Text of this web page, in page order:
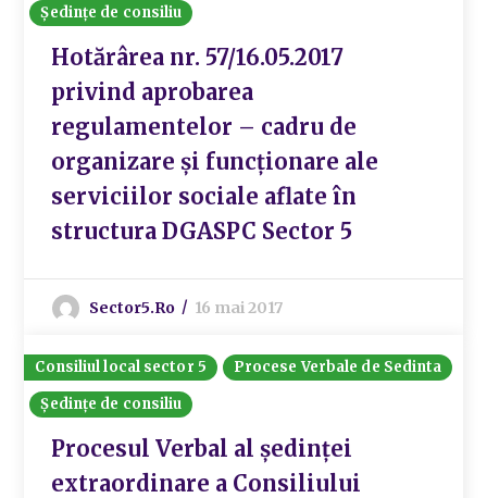
Ședințe de consiliu
Hotărârea nr. 57/16.05.2017
privind aprobarea
regulamentelor – cadru de
organizare și funcționare ale
serviciilor sociale aflate în
structura DGASPC Sector 5
Sector5.ro 16 mai 2017
Consiliul local sector 5
Procese Verbale de Sedinta
Ședințe de consiliu
Procesul Verbal al ședinței
extraordinare a Consiliului